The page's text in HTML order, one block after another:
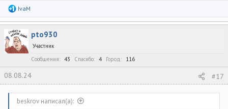
Р
а
к
ц
и
и
IvaM
pto930
Участник
Сообщения
43 Спасибо 4 Город 116
08.08.24 #17
beskrov написал(а):